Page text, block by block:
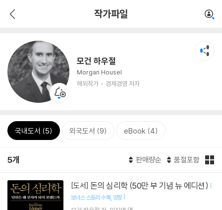
작가파일
모건 하우절
Morgan Housel
해외작가
경제경영 저자
국내도서 (5) 외국도서 (9) eBook (4)
5개 판매량순 품절포함
[도서] 돈의 심리학 (50만 부 기념 뉴 에디션) [
보너스 스토리 수록 양장]